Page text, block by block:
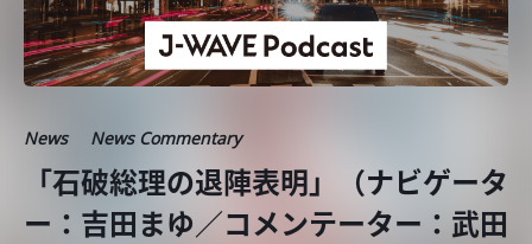
News News Commentary
「石破総理の退陣表明」（ナビゲータ
ー：吉田まゆ／コメンテーター：武田